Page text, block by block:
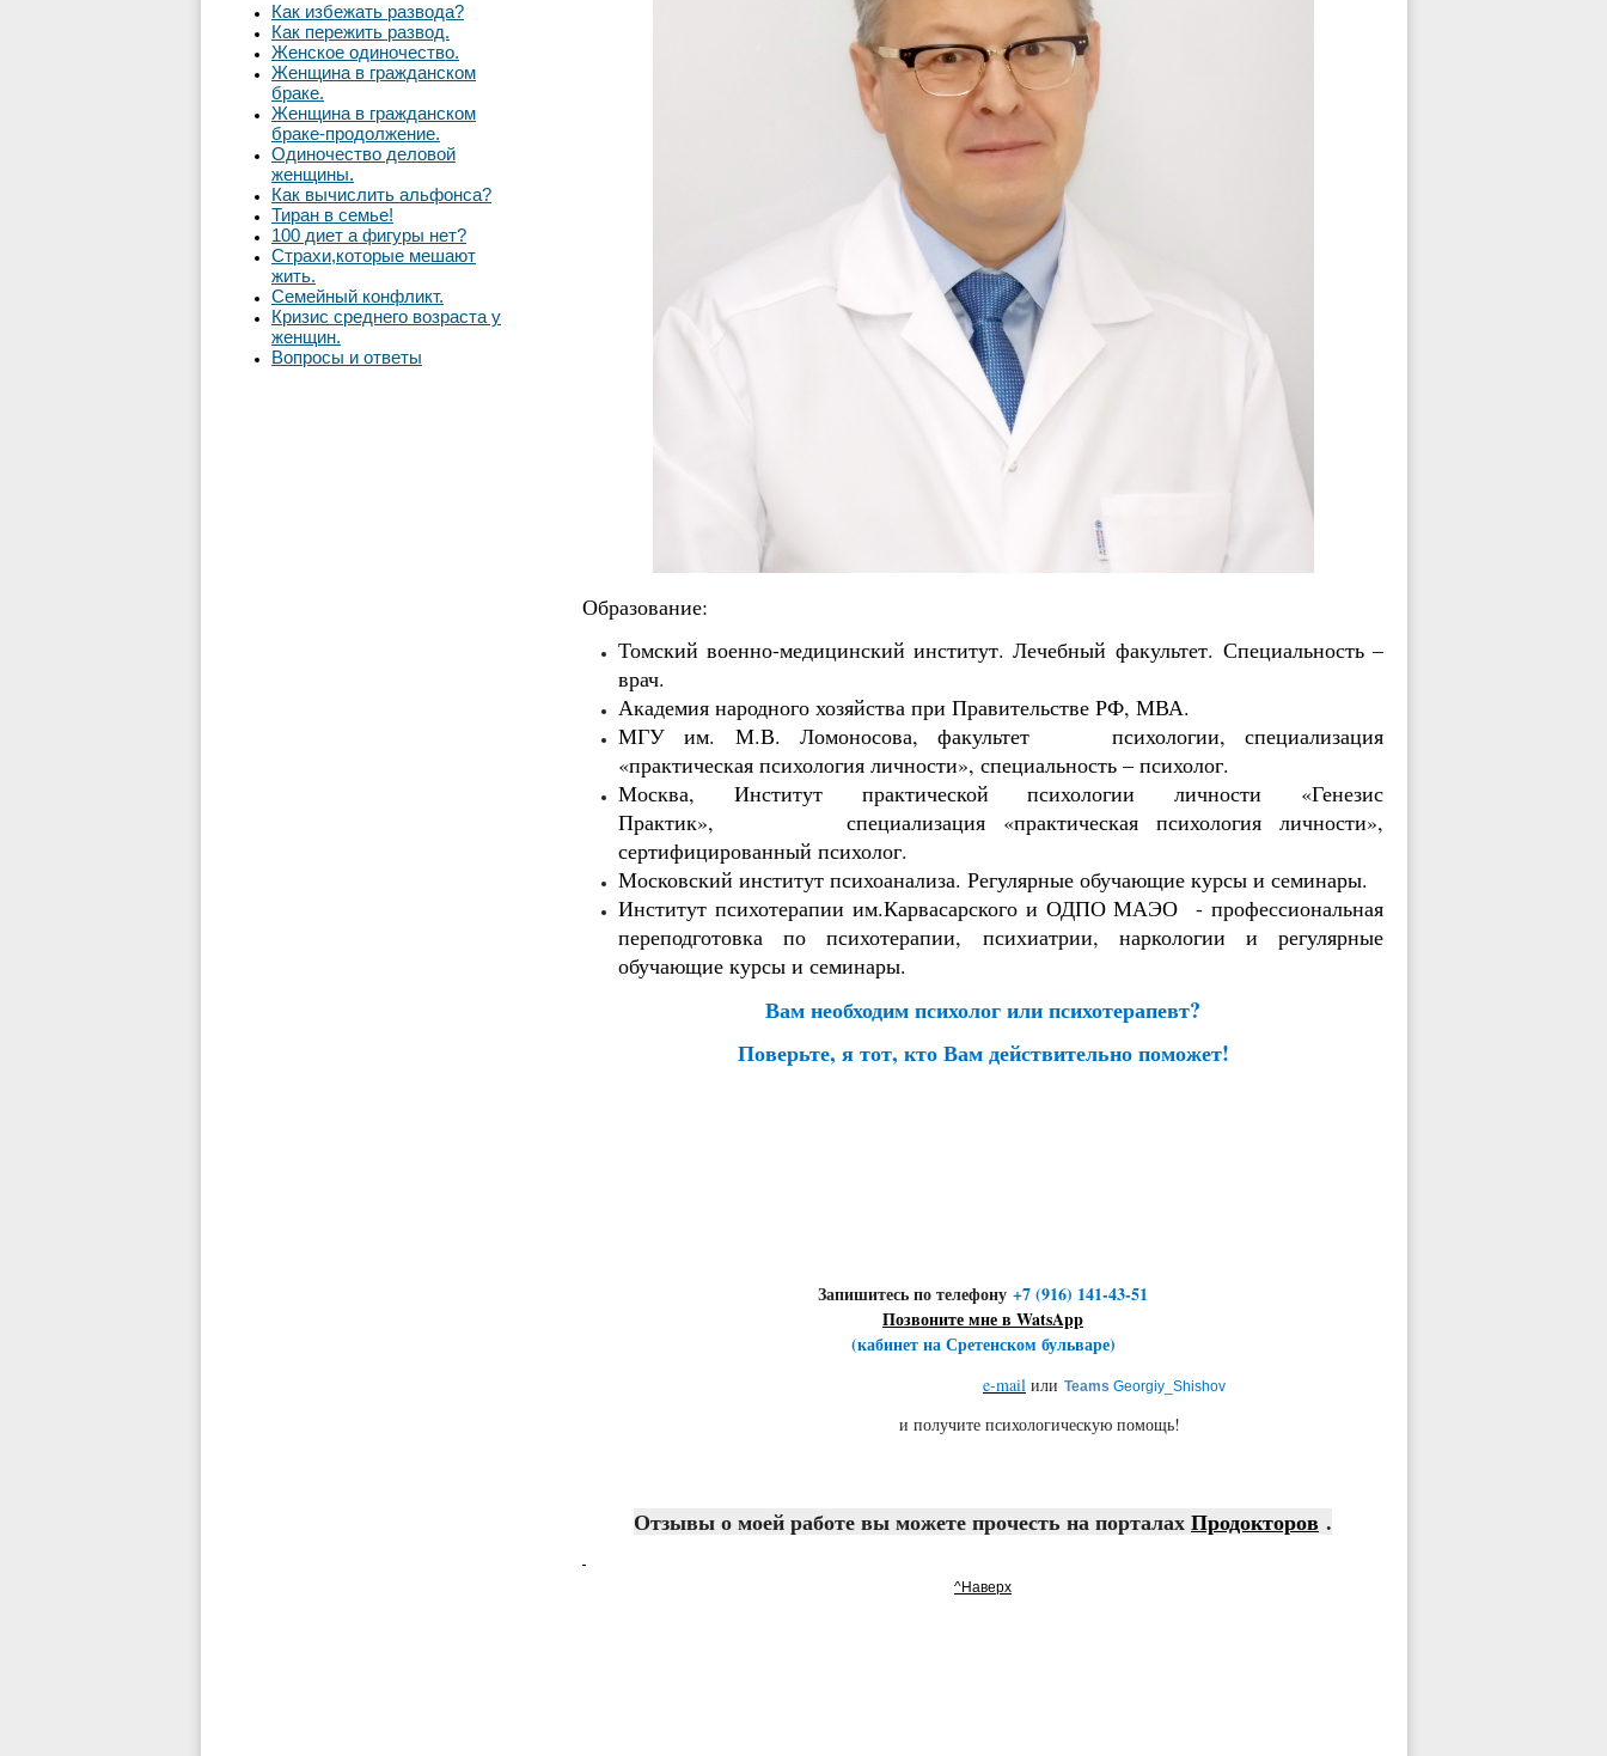
Как избежать развода?
Как пережить развод.
Женское одиночество.
Женщина в гражданском
браке.
Женщина в гражданском
браке-продолжение.
Одиночество деловой
женщины.
Как вычислить альфонса?
Тиран в семье!
100 диет а фигуры нет?
Страхи,которые мешают
жить.
Семейный конфликт.
Кризис среднего возраста у
женщин.
Вопросы и ответы
Образование:
Томский военно-медицинский институт. Лечебный факультет. Специальность –
врач.
Академия народного хозяйства при Правительстве РФ, МВА.
МГУ им. М.В. Ломоносова, факультет психологии, специализация
«практическая психология личности», специальность – психолог.
Москва, Институт практической психологии личности «Генезис
Практик», специализация «практическая психология личности»,
сертифицированный психолог.
Московский институт психоанализа. Регулярные обучающие курсы и семинары.
Институт психотерапии им.Карвасарского и ОДПО МАЭО - профессиональная
переподготовка по психотерапии, психиатрии, наркологии и регулярные
обучающие курсы и семинары.
Вам необходим психолог или психотерапевт?
Поверьте, я тот, кто Вам действительно поможет!
Запишитесь по телефону +7 (916) 141-43-51
Позвоните мне в WatsApp
(кабинет на Сретенском бульваре)
e-mail или Teams Georgiy_Shishov
и получите психологическую помощь!
Отзывы о моей работе вы можете прочесть на порталахПродокторов .
^Наверх